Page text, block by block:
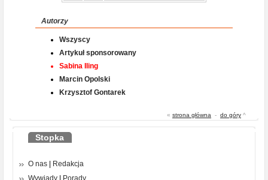
Autorzy
Wszyscy
Artykuł sponsorowany
Sabina Iling
Marcin Opolski
Krzysztof Gontarek
« strona główna - do góry ^
Stopka
O nas
Redakcja
Wywiady
Porady